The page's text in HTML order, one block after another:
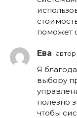
поможет
Ева автор
Я
выбору
полезно
чтобы